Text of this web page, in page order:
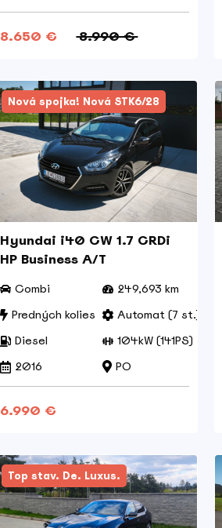
8.650 € 8.990 €
Nová spojka! Nová STK6/28
Hyundai i40 CW 1.7 CRDi
HP Business A/T
Combi
249,693 km
Predných kolies
Automat (7 st.)
Diesel
104kW (141PS)
2016
PO
6.990 €
Top stav. De. Luxus.